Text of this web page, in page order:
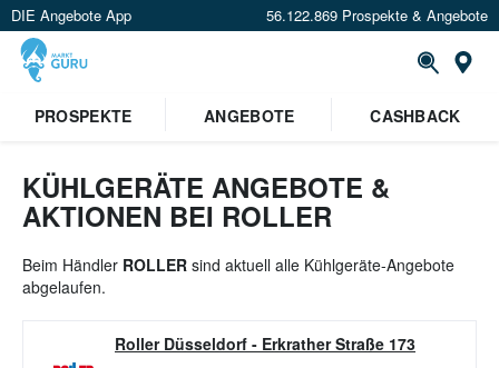
DIE Angebote App 56.122.869 Prospekte & Angebote
PROSPEKTE
ANGEBOTE CASHBACK
KÜHLGERÄTE ANGEBOTE &
AKTIONEN BEI ROLLER
Beim Händler ROLLER sind aktuell alle Kühlgeräte-Angebote
abgelaufen.
Roller Düsseldorf - Erkrather Straße 173